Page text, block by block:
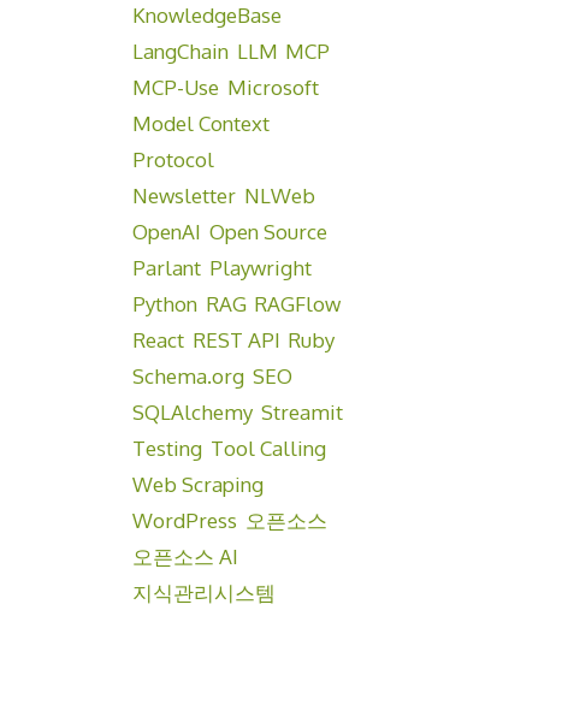
KnowledgeBase
LangChain LLM MCP
MCP-Use Microsoft
Model Context
Protocol
Newsletter NLWeb
OpenAI Open Source
Parlant Playwright
Python RAG RAGFlow
React REST API Ruby
Schema.org SEO
SQLAlchemy Streamit
Testing Tool Calling
Web Scraping
WordPress 오픈소스
오픈소스 AI
지식관리시스템